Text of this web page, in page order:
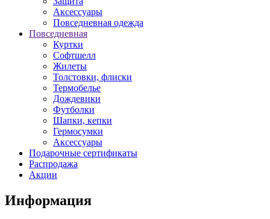
Аксессуары
Повседневная одежда
Повседневная
Куртки
Софтшелл
Жилеты
Толстовки, флиски
Термобелье
Дождевики
Футболки
Шапки, кепки
Гермосумки
Аксессуары
Подарочные сертификаты
Распродажа
Акции
Информация